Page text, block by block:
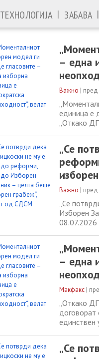
ТЕХНОЛОГИЈА | ЗАБАВА |
– една
Важно |
единица е
„Откако
една
„Се
Важно |
„Се
Изборен
Истата
– една
Макфакс |
„Откако
договорат
единствен
„Се